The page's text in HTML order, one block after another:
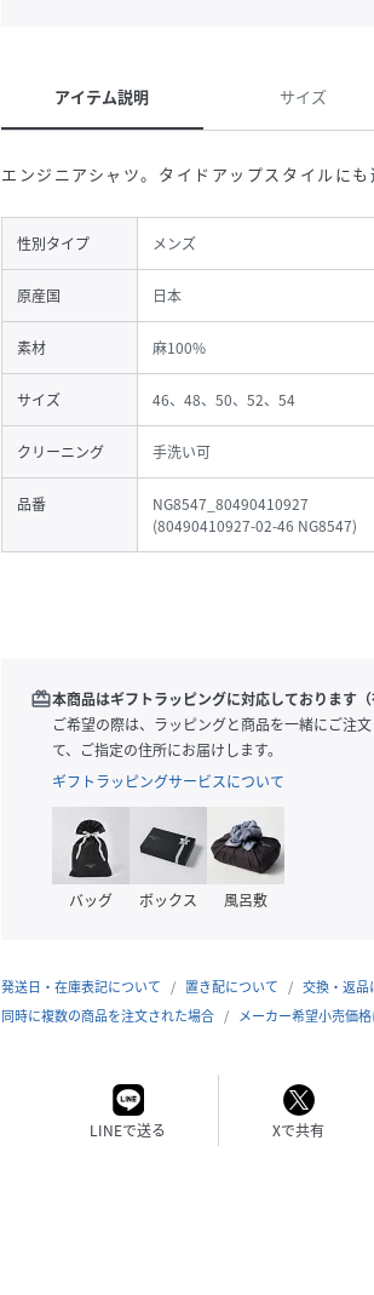
アイテム説明 サイズ
エンジニアシャツ。タイドアップスタイルにも
性別タイプ メンズ
原産国 日本
素材 麻100%
サイズ 46、48、50、52、54
クリーニング 手洗い可
品番
NG8547_80490410927
(80490410927-02-46 NG8547)
redeem本商品はギフトラッピングに対応しております（
ご希望の際は、ラッピングと商品を一緒にご注
て、ご指定の住所にお届けします。
ギフトラッピングサービスについて
バッグ ボックス 風呂敷
発送日・在庫表記について 置き配について
交換・返品
同時に複数の商品を注文された場合
メーカー希望小売価
LINEで送る Xで共有